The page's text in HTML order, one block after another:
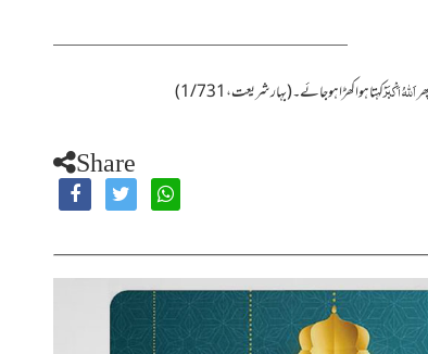
اَللہُ اَکْبَرْکہتاہوا کھڑا ہو جائے۔ (بہار شریعت، 1/731)
Share